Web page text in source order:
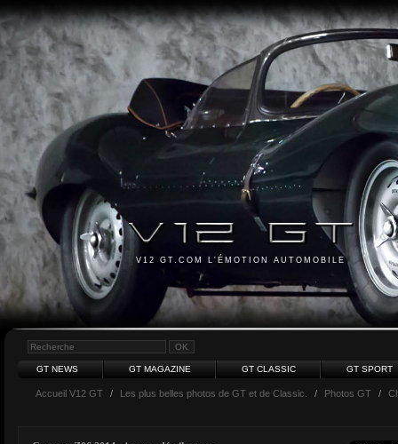
V12 GT.COM L'ÉMOTION AUTOMOBILE
GT NEWS GT MAGAZINE GT CLASSIC GT SPORT
Accueil V12 GT / Les plus belles photos de GT et de Classic. / Photos GT /